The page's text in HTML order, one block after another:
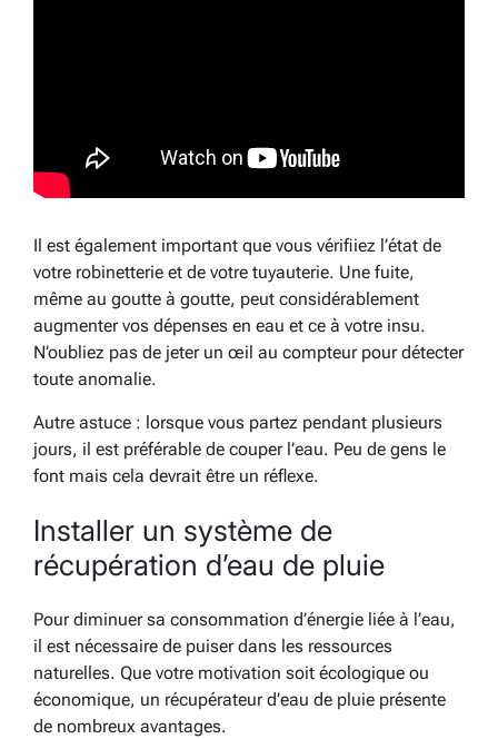
Il est également important que vous vérifiiez l’état de
votre robinetterie et de votre tuyauterie. Une fuite,
même au goutte à goutte, peut considérablement
augmenter vos dépenses en eau et ce à votre insu.
N’oubliez pas de jeter un œil au compteur pour détecter
toute anomalie.
Autre astuce : lorsque vous partez pendant plusieurs
jours, il est préférable de couper l’eau. Peu de gens le
font mais cela devrait être un réflexe.
Installer un système de
récupération d’eau de pluie
Pour diminuer sa consommation d’énergie liée à l’eau,
il est nécessaire de puiser dans les ressources
naturelles. Que votre motivation soit écologique ou
économique, un récupérateur d’eau de pluie présente
de nombreux avantages.